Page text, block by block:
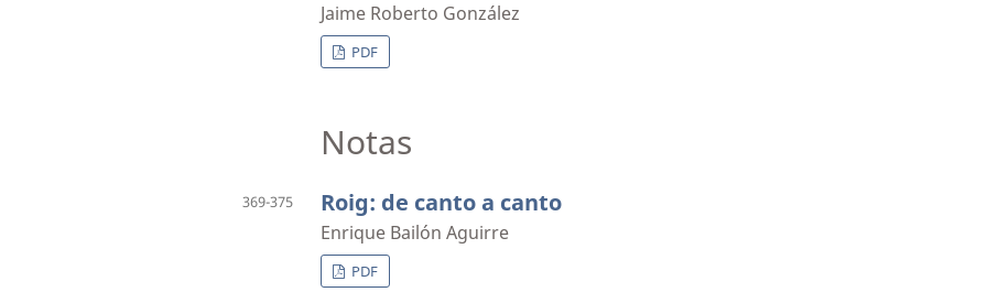
Jaime Roberto González
PDF
Notas
Roig: de canto a canto
Enrique Bailón Aguirre
369-375
PDF